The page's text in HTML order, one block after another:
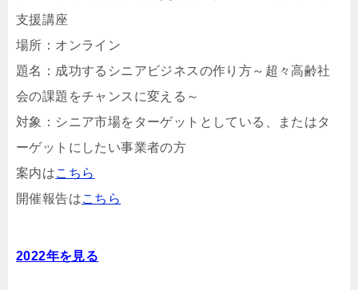
支援講座
場所：オンライン
題名：成功するシニアビジネスの作り方～超々高齢社
会の課題をチャンスに変える～
対象：シニア市場をターゲットとしている、またはタ
ーゲットにしたい事業者の方
案内はこちら
開催報告はこちら
2022年を見る